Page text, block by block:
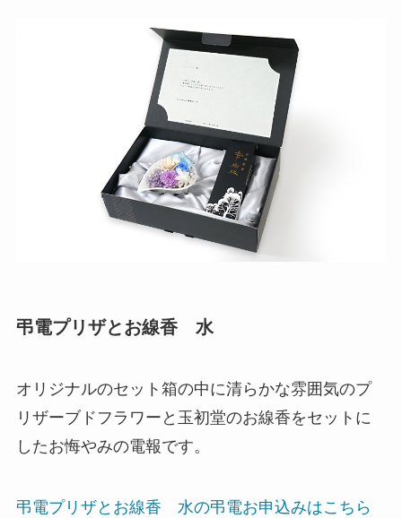
クリスタルメッセージ
オルゴール
純金
越前和紙
西陣織物
弔電プリザとお線香 水
オリジナルのセット箱の中に清らかな雰囲気のプ
リザーブドフラワーと玉初堂のお線香をセットに
したお悔やみの電報です。
弔電プリザとお線香 水の弔電お申込みはこちら